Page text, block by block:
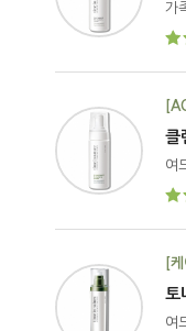
가
클
여
[
토
여